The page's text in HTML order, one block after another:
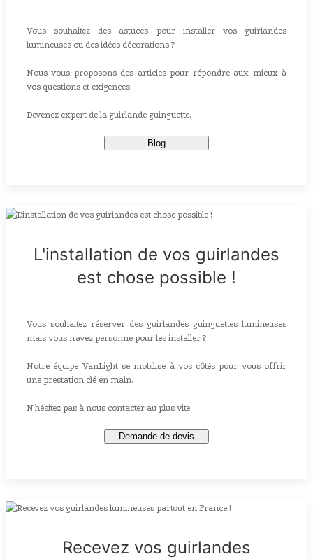
Vous souhaitez des astuces pour installer vos guirlandes
lumineuses ou des idées décorations ?
Nous vous proposons des articles pour répondre aux mieux à
vos questions et exigences.
Devenez expert de la guirlande guinguette.
Blog
L'installation de vos guirlandes
est chose possible !
Vous souhaitez réserver des guirlandes guinguettes lumineuses
mais vous n'avez personne pour les installer ?
Notre équipe VanLight se mobilise à vos côtés pour vous offrir
une prestation clé en main.
N'hésitez pas à nous contacter au plus vite.
Demande de devis
Recevez vos guirlandes